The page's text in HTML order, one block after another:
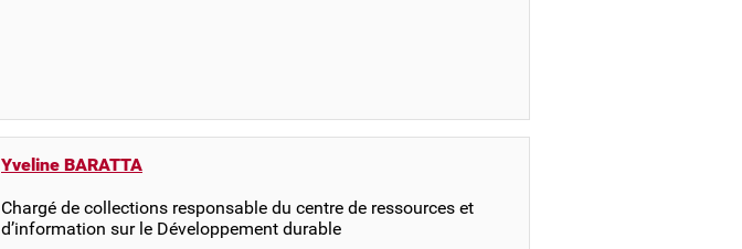
Yveline BARATTA
Chargé de collections responsable du centre de ressources et
d’information sur le Développement durable